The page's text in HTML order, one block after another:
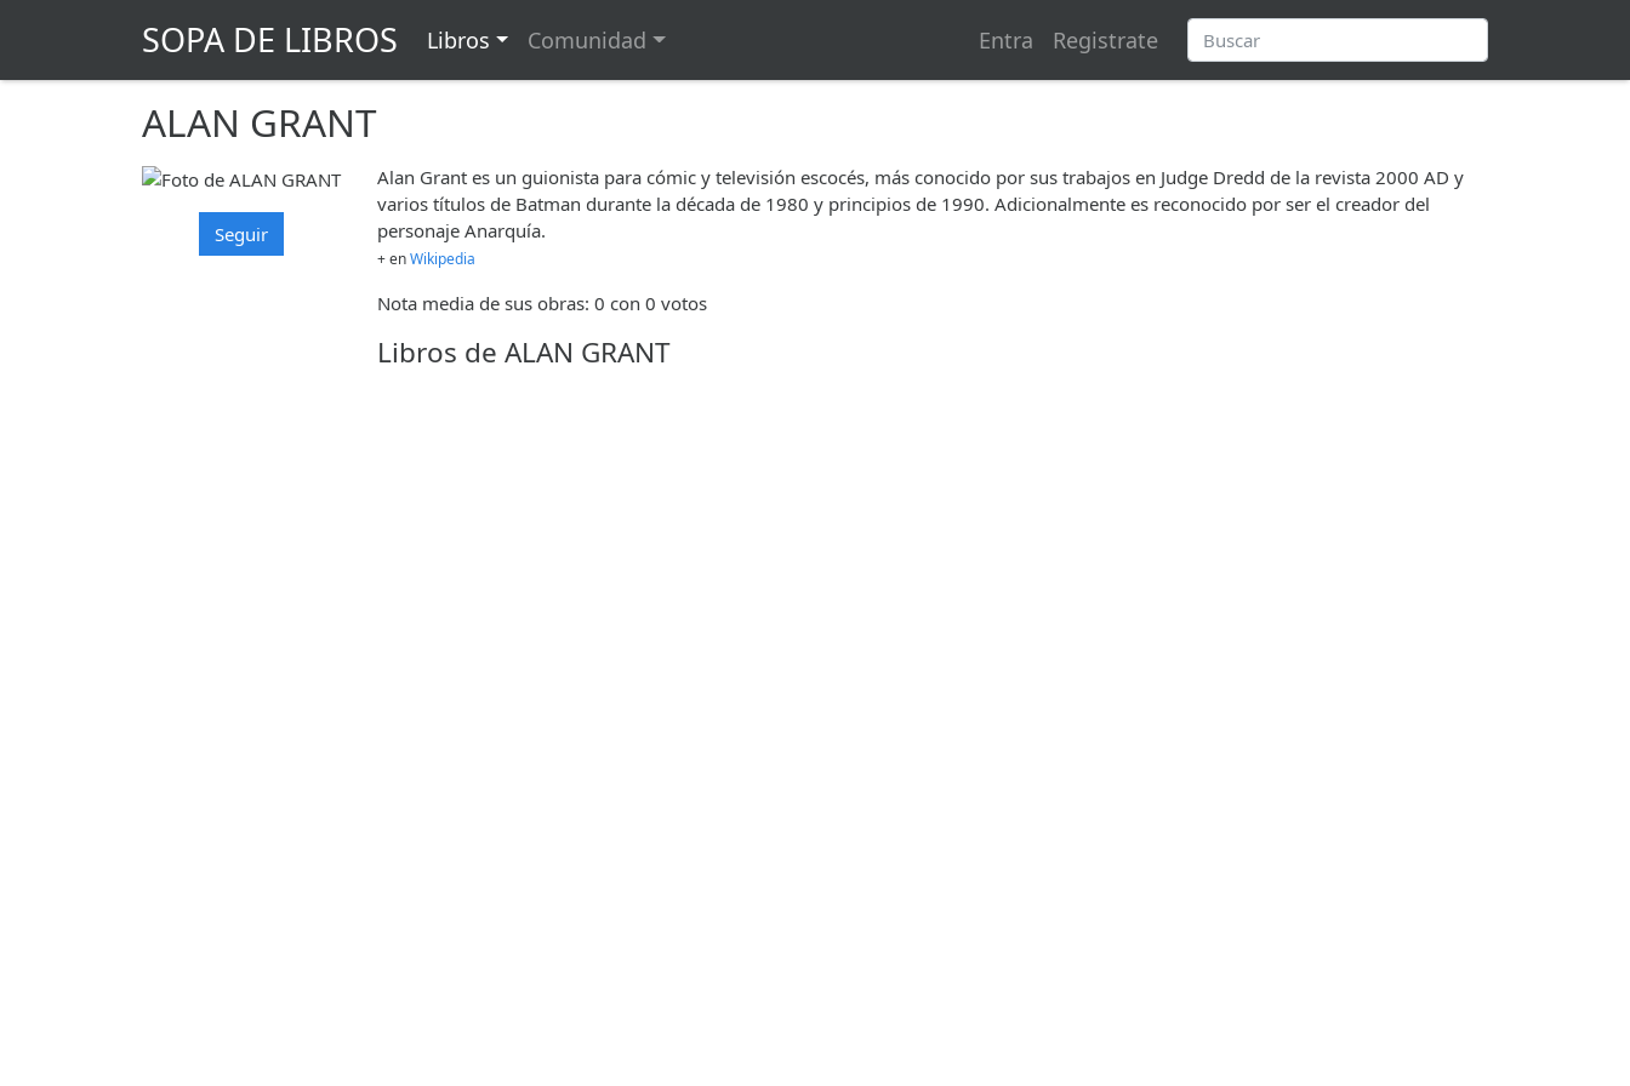
SOPA DE LIBROS Libros Comunidad Entra Registrate
ALAN GRANT
Seguir
Alan Grant es un guionista para cómic y televisión escocés, más conocido por sus trabajos en Judge Dredd de la revista 2000 AD y
varios títulos de Batman durante la década de 1980 y principios de 1990. Adicionalmente es reconocido por ser el creador del
personaje Anarquía.
+ enWikipedia
Nota media de sus obras: 0 con 0 votos
Libros de ALAN GRANT